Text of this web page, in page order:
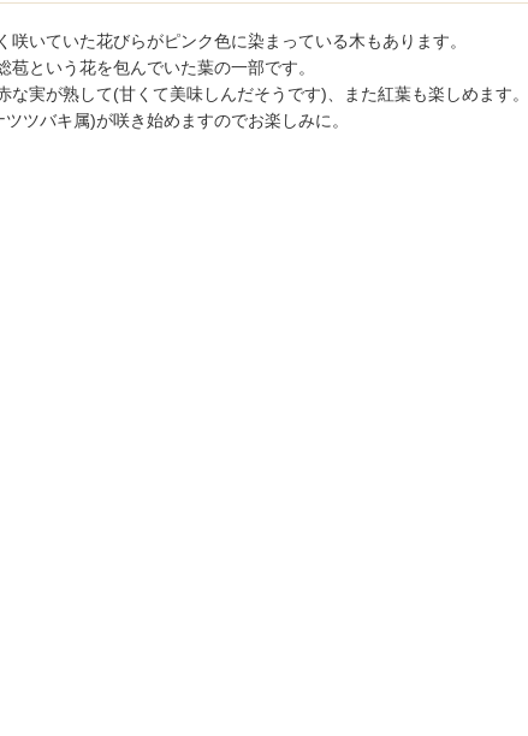
いていた花びらがピンク色に染まっている木もあります。
という花を包んでいた葉の一部です。
実が熟して(甘くて美味しんだそうです)、また紅葉も楽しめます。
ツバキ属)が咲き始めますのでお楽しみに。